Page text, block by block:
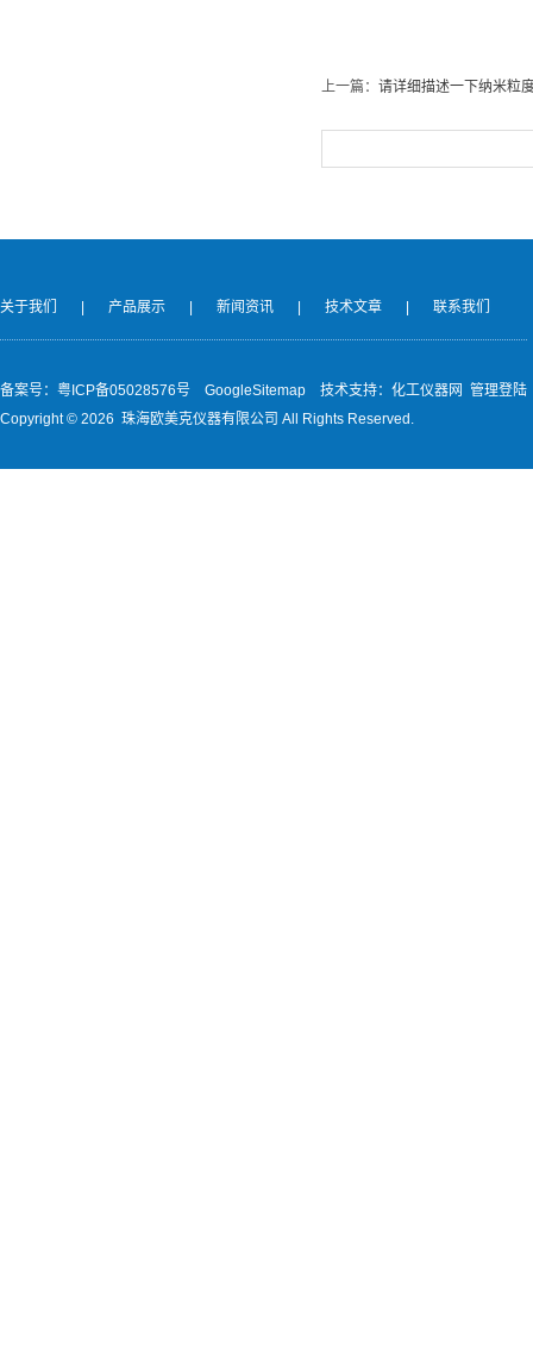
上一篇： 请详细描述一下纳米粒
关于我们 | 产品展示 | 新闻资讯 | 技术文章 | 联系我们
备案号： 粤ICP备05028576号 GoogleSitemap 技术支持： 化工仪器网 管理登陆
Copyright © 2026 珠海欧美克仪器有限公司 All Rights Reserved.